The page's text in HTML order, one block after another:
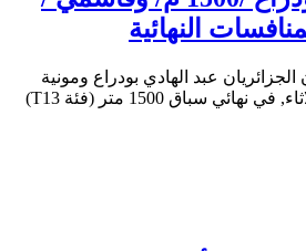
النهائية
عبد الهادي بودراع ومونية
قاسمي, يوم غد الثلاثاء, في نهائي سباق 1500 متر (فئة T13)